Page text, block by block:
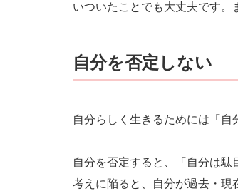
いついたことでも大丈夫です。
自分を否定しない
自分らしく生きるためには「自
自分を否定すると、「自分は
考えに陥ると、自分が過去・現